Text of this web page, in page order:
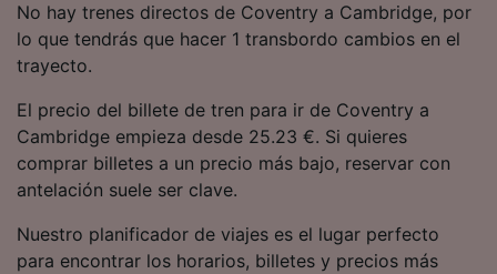
No hay trenes directos de Coventry a Cambridge, por
lo que tendrás que hacer 1 transbordo cambios en el
trayecto.
El precio del billete de tren para ir de Coventry a
Cambridge empieza desde 25.23 €. Si quieres
comprar billetes a un precio más bajo, reservar con
antelación suele ser clave.
Nuestro planificador de viajes es el lugar perfecto
para encontrar los horarios, billetes y precios más